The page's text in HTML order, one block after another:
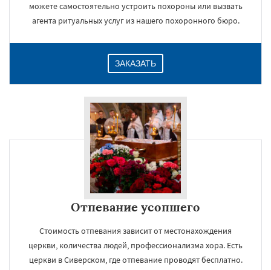
можете самостоятельно устроить похороны или вызвать
агента ритуальных услуг из нашего похоронного бюро.
ЗАКАЗАТЬ
Отпевание усопшего
Стоимость отпевания зависит от местонахождения
церкви, количества людей, профессионализма хора. Есть
церкви в Сиверском, где отпевание проводят бесплатно.